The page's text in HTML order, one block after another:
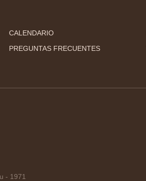
CALENDARIO
PREGUNTAS FRECUENTES
- 1971